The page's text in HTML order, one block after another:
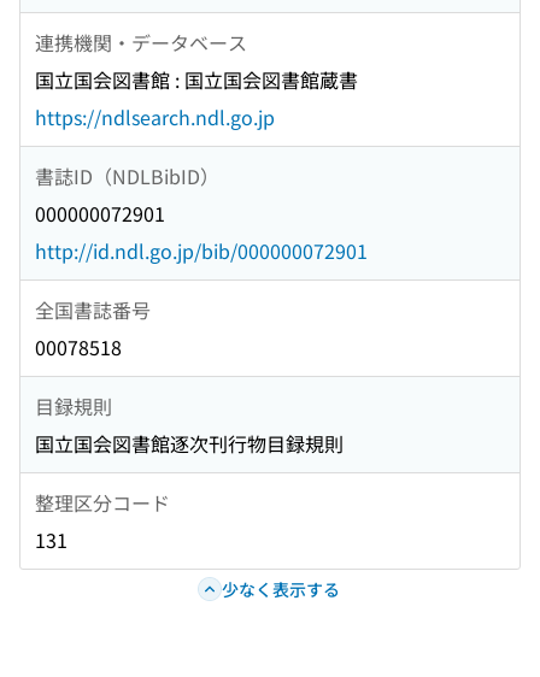
連携機関・データベース
国立国会図書館 : 国立国会図書館蔵書
https://ndlsearch.ndl.go.jp
書誌ID（NDLBibID）
000000072901
http://id.ndl.go.jp/bib/000000072901
全国書誌番号
00078518
目録規則
国立国会図書館逐次刊行物目録規則
整理区分コード
131
少なく表示する